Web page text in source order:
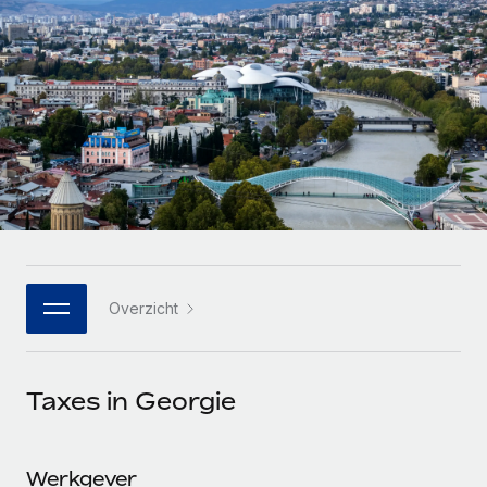
Zzp'ers internationaal onboarden en beheren
PEO
Ingewikkelde HR-taken eenvoudig uitbesteden
INFRASTRUCTUUR
Remote Embedded
HR naadloos in workflows integreren
Ingebouwde essentiële HR-functies voor je team
AI-tools koppelen aan Remote met onze MCP
Integraties
GROEIFASE
Start-ups
Flexibele global HR en payroll solutions voor groeiende
bedrijven
Mid-market
Teams uitbreiden met HR solutions op maat
Enterprise
Global HR voor grote bedrijven
Strategische technologiepartners
Betalingscalculator voor zzp'ers
Ontdek valuta-opties en betaalsnelheden voor
internationale zzp'ers
LEREN MET REMOTE
Onderzoek en gidsen
Casestudy's
HR-woordenlijst
Checklists en templates
Bibliotheek met functiebeschrijvingen
Webinars
Nederlands
Français
Deutsch
Español
Português (Portugal)
日本語
한국어
Inloggen
Overzicht
Taxes in Georgie
Werkgever